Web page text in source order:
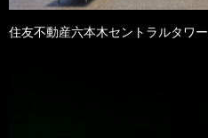
住友不動産六本木セントラルタワー